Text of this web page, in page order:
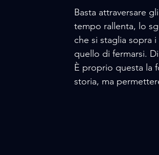
Basta attraversare
tempo rallenta, lo
che si staglia sopra
quello di fermarsi.
È proprio questa la
storia, ma